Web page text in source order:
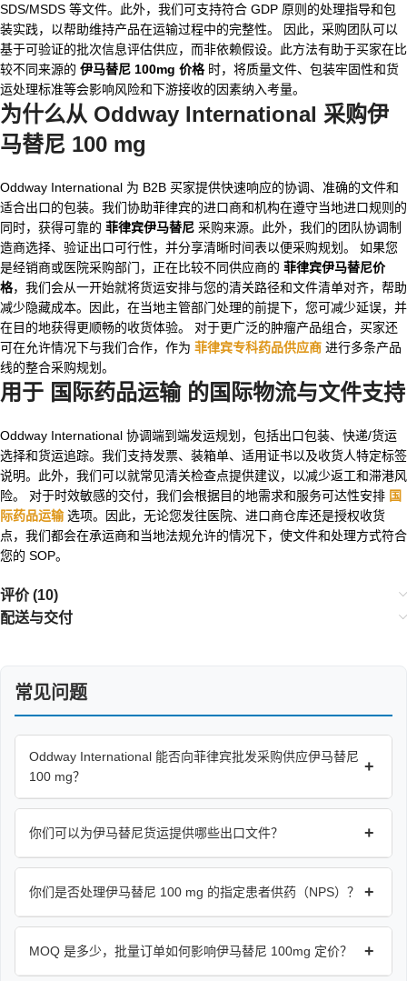
SDS/MSDS 等文件。此外，我们可支持符合 GDP 原则的处理指导和包
装实践，以帮助维持产品在运输过程中的完整性。 因此，采购团队可以
基于可验证的批次信息评估供应，而非依赖假设。此方法有助于买家在比
较不同来源的 伊马替尼 100mg 价格时，将质量文件、包装牢固性和货
运处理标准等会影响风险和下游接收的因素纳入考量。
为什么从 Oddway International 采购伊
马替尼 100 mg
Oddway International 为 B2B 买家提供快速响应的协调、准确的文件和
适合出口的包装。我们协助菲律宾的进口商和机构在遵守当地进口规则的
同时，获得可靠的 菲律宾伊马替尼 采购来源。此外，我们的团队协调制
造商选择、验证出口可行性，并分享清晰时间表以便采购规划。 如果您
是经销商或医院采购部门，正在比较不同供应商的 菲律宾伊马替尼价
格，我们会从一开始就将货运安排与您的清关路径和文件清单对齐，帮助
减少隐藏成本。因此，在当地主管部门处理的前提下，您可减少延误，并
在目的地获得更顺畅的收货体验。 对于更广泛的肿瘤产品组合，买家还
可在允许情况下与我们合作，作为 菲律宾专科药品供应商 进行多条产品
线的整合采购规划。
用于 国际药品运输的国际物流与文件支持
Oddway International 协调端到端发运规划，包括出口包装、快递/货运
选择和货运追踪。我们支持发票、装箱单、适用证书以及收货人特定标签
说明。此外，我们可以就常见清关检查点提供建议，以减少返工和滞港风
险。 对于时效敏感的交付，我们会根据目的地需求和服务可达性安排 国
际药品运输选项。因此，无论您发往医院、进口商仓库还是授权收货
点，我们都会在承运商和当地法规允许的情况下，使文件和处理方式符合
您的 SOP。
评价 (10)
配送与交付
常见问题
Oddway International 能否向菲律宾批发采购供应伊马替尼
100 mg？
+
你们可以为伊马替尼货运提供哪些出口文件？ +
你们是否处理伊马替尼 100 mg 的指定患者供药（NPS）？ +
MOQ 是多少，批量订单如何影响伊马替尼 100mg 定价？ +